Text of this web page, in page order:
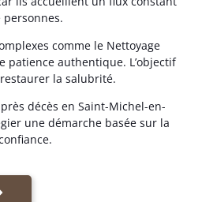
personnes.
comme le Nettoyage
patience authentique. L’objectif
la salubrité.
décès en Saint-Michel-en-
une démarche basée sur la